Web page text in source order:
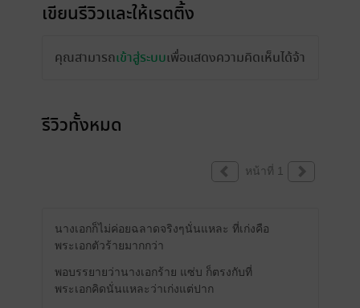
เขียนรีวิวและให้เรตติ้ง
คุณสามารถเข้าสู่ระบบเพื่อแสดงความคิดเห็นได้จ้า
รีวิวทั้งหมด
หน้าที่ 1
นางเอกก็ไม่ค่อยฉลาดจริงๆนั่นแหละ ที่เก่งคือ
พระเอกตัวร้ายมากกว่า
พอบรรยายว่านางเอกร้าย แซ่บ ก็ตรงกับที่
พระเอกคิดนั่นแหละว่าเก่งแต่ปาก